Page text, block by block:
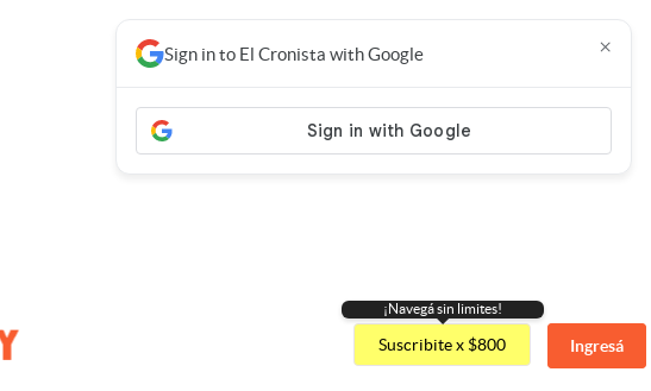
¡Navegá sin limites!
Suscribite x $800 Ingresá
Sign in to El Cronista with Google ×